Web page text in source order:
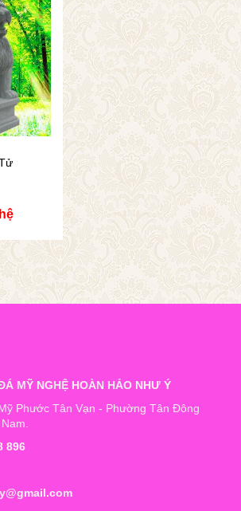
MỸ NGHỆ HOÀN HẢO NHƯ Ý
Phước Tân Vạn - Phường Tân Đông
896